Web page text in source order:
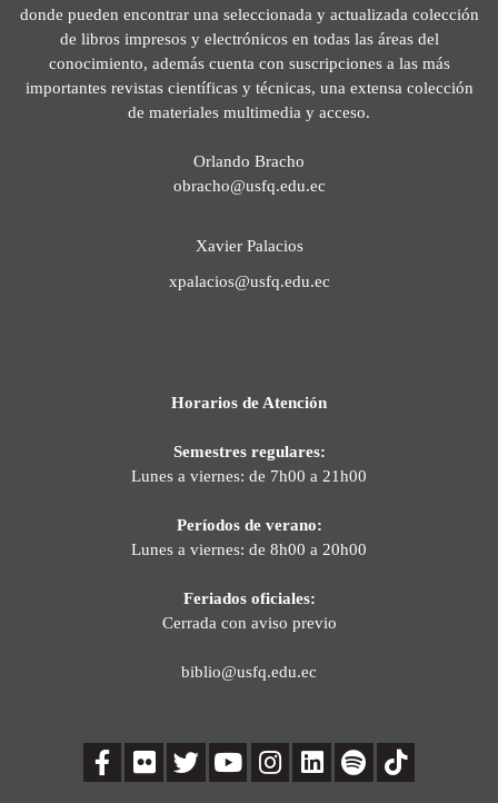
donde pueden encontrar una seleccionada y actualizada colección
de libros impresos y electrónicos en todas las áreas del
conocimiento, además cuenta con suscripciones a las más
importantes revistas científicas y técnicas, una extensa colección
de materiales multimedia y acceso.
Orlando Bracho
obracho@usfq.edu.ec
Xavier Palacios
xpalacios@usfq.edu.ec
Horarios de Atención
Semestres regulares:
Lunes a viernes: de 7h00 a 21h00
Períodos de verano:
Lunes a viernes: de 8h00 a 20h00
Feriados oficiales:
Cerrada con aviso previo
biblio@usfq.edu.ec